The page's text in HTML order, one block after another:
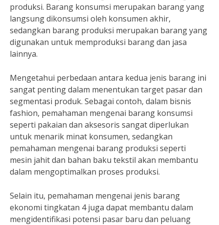
produksi. Barang konsumsi merupakan barang yang
langsung dikonsumsi oleh konsumen akhir,
sedangkan barang produksi merupakan barang yang
digunakan untuk memproduksi barang dan jasa
lainnya.
Mengetahui perbedaan antara kedua jenis barang ini
sangat penting dalam menentukan target pasar dan
segmentasi produk. Sebagai contoh, dalam bisnis
fashion, pemahaman mengenai barang konsumsi
seperti pakaian dan aksesoris sangat diperlukan
untuk menarik minat konsumen, sedangkan
pemahaman mengenai barang produksi seperti
mesin jahit dan bahan baku tekstil akan membantu
dalam mengoptimalkan proses produksi.
Selain itu, pemahaman mengenai jenis barang
ekonomi tingkatan 4 juga dapat membantu dalam
mengidentifikasi potensi pasar baru dan peluang